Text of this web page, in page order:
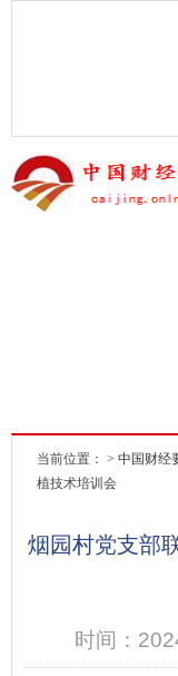
当前位置： > 中国财经
植技术培训会
烟园村党支部
时间：